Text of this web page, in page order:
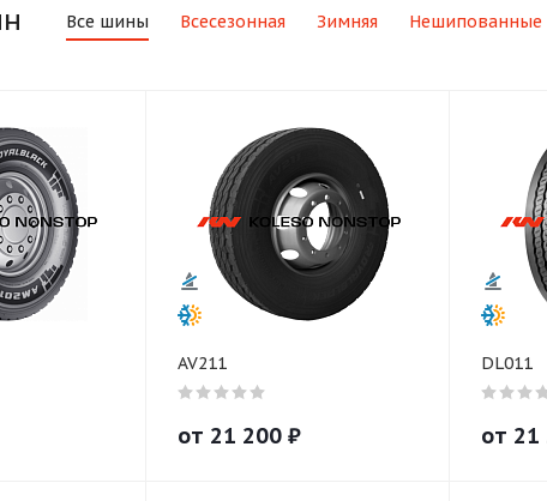
Все шины Всесезонная Зимняя Нешипованные
AV211
от 21 200 ₽
DL011
от 21